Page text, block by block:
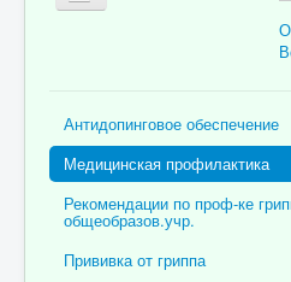
Об учреждении
Для пациента
Информация для
Медицинская профилактика
Антидопинговое обеспечение
Медицинская профилактика
Рекомендации по проф-ке
общеобразов.учр.
Прививка от гриппа